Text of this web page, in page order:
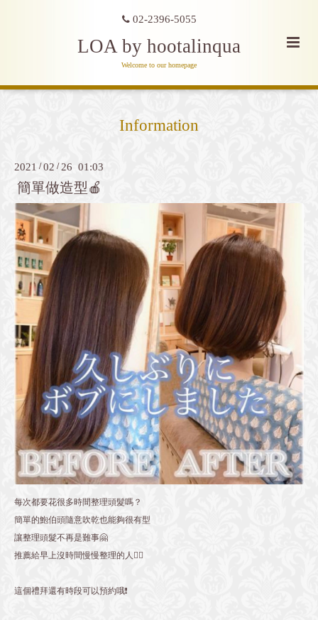
02-2396-5055
LOA by hootalinqua
Welcome to our homepage
Information
2021 /02 / 26 01:03
簡單做造型🍎
每次都要花很多時間整理頭髮嗎？
簡單的鮑伯頭隨意吹乾也能夠很有型
讓整理頭髮不再是難事🤗
推薦給早上沒時間慢慢整理的人💁‍♂️
這個禮拜還有時段可以預約哦❗️